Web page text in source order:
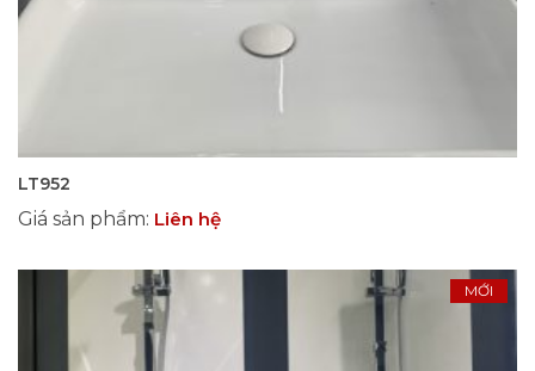
LT952
Giá sản phẩm: Liên hệ
MỚI